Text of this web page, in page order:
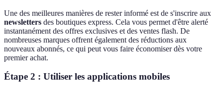
Une des meilleures manières de rester informé est de s'inscrire aux
newsletters des boutiques express. Cela vous permet d'être alerté
instantanément des offres exclusives et des ventes flash. De
nombreuses marques offrent également des réductions aux
nouveaux abonnés, ce qui peut vous faire économiser dès votre
premier achat.
Étape 2 : Utiliser les applications mobiles